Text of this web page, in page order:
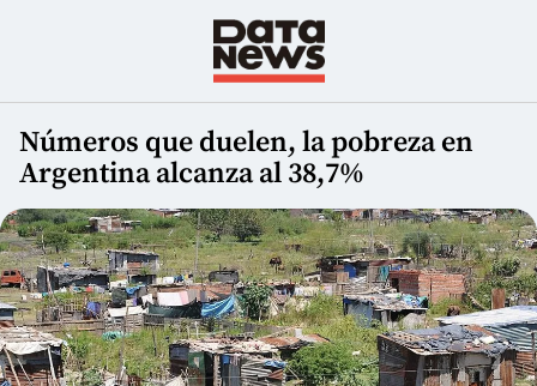
Números que duelen, la pobreza en
Argentina alcanza al 38,7%